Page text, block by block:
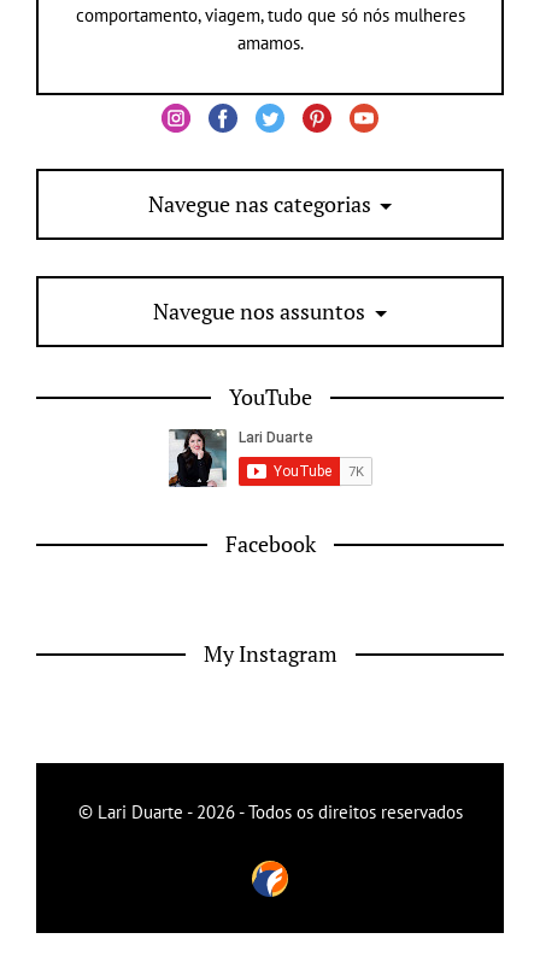
comportamento, viagem, tudo que só nós mulheres
amamos.
Navegue nas categorias
Navegue nos assuntos
YouTube
Facebook
My Instagram
© Lari Duarte - 2026 - Todos os direitos reservados